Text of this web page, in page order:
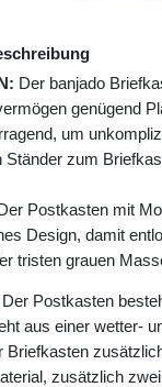
Der banjado
genügend
um
Ständer zum
Postkasten mit
Design, damit
tristen grauen
Der Postkasten
aus einer wetter-
Briefkasten
zusätzlich